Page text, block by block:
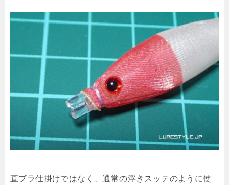
直ブラ仕掛けではなく、通常の浮きスッテのように使